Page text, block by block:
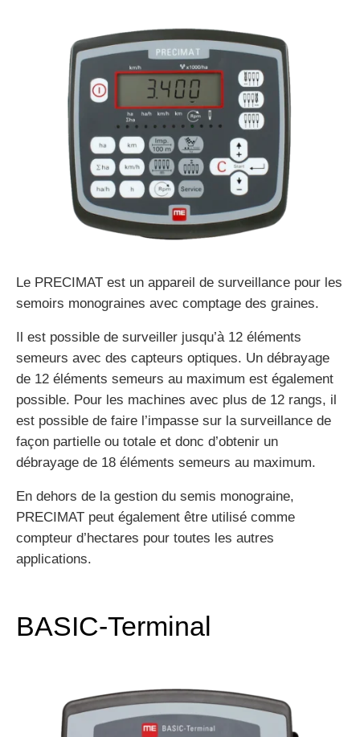
Le PRECIMAT est un appareil de surveillance pour les
semoirs monograines avec comptage des graines.
Il est possible de surveiller jusqu’à 12 éléments
semeurs avec des capteurs optiques. Un débrayage
de 12 éléments semeurs au maximum est également
possible. Pour les machines avec plus de 12 rangs, il
est possible de faire l’impasse sur la surveillance de
façon partielle ou totale et donc d’obtenir un
débrayage de 18 éléments semeurs au maximum.
En dehors de la gestion du semis monograine,
PRECIMAT peut également être utilisé comme
compteur d’hectares pour toutes les autres
applications.
BASIC-Terminal